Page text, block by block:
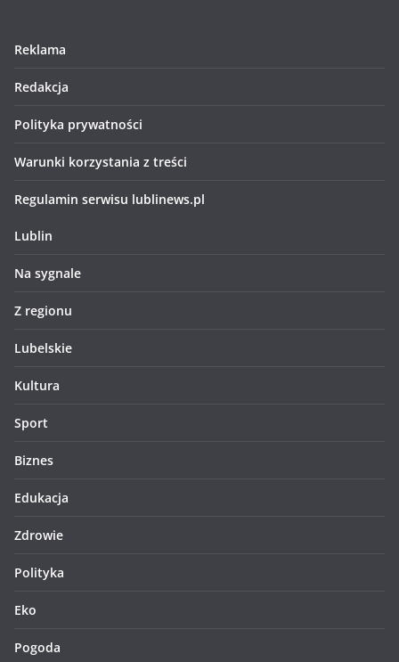
Reklama
Redakcja
Polityka prywatności
Warunki korzystania z treści
Regulamin serwisu lublinews.pl
Lublin
Na sygnale
Z regionu
Lubelskie
Kultura
Sport
Biznes
Edukacja
Zdrowie
Polityka
Eko
Pogoda